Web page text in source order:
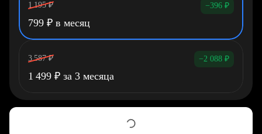
1 195 ₽ −396 ₽
799 ₽ в месяц
3 587 ₽ −2 088 ₽
1 499 ₽ за 3 месяца